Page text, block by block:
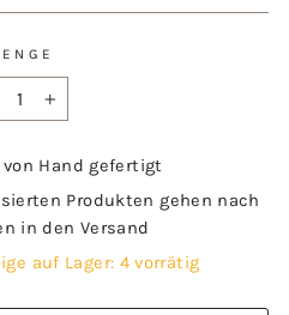
Hand gefertigt
Produkten gehen nach
in den Versand
auf Lager: 4 vorrätig